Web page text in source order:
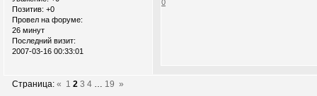
Позитив: +0
Провел на форуме:
26 минут
Последний визит:
2007-03-16 00:33:01
0
Страница:« 1 2 3 4 19 »